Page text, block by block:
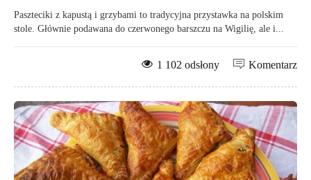
Paszteciki z kapustą i grzybami to tradycyjna przystawka na polskim
stole. Głównie podawana do czerwonego barszczu na Wigilię, ale i...
Komentarz
1 102 odsłony